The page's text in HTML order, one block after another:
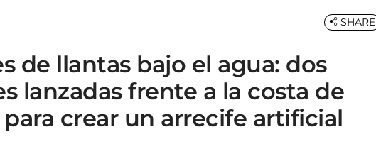
de llantas bajo el agua: dos
lanzadas frente a la costa de
para crear un arrecife artificial
SHARE